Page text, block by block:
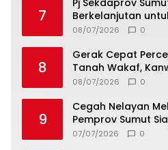
7
Berkelanjutan
Qurani Berkarakter
08/07/2026 0
8
Gerak Cepat
Tanah Wakaf,
Lintas Instansi
08/07/2026 0
9
Cegah Nelayan
Pemprov Sumut
Strategis
07/07/2026 0